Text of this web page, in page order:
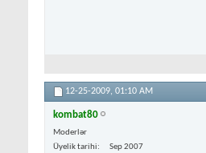
12-25-2009, 01:10 AM
kombat80
Moderlər
Üyelik tarihi
Sep 2007